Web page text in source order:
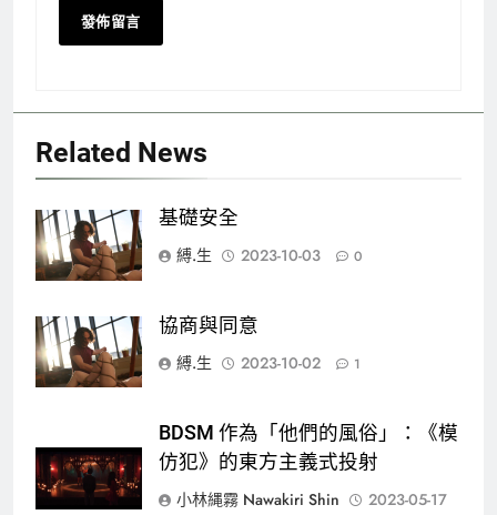
Related News
基礎安全
縛.生
2023-10-03 0
協商與同意
縛.生
2023-10-02 1
BDSM 作為「他們的風俗」：《模
仿犯》的東方主義式投射
小林縄霧 Nawakiri Shin
2023-05-17